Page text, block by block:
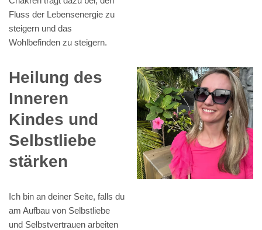
Fluss der Lebensenergie zu
steigern und das
Wohlbefinden zu steigern.
Heilung des
Inneren
Kindes und
Selbstliebe
stärken
Ich bin an deiner Seite, falls du
am Aufbau von Selbstliebe
und Selbstvertrauen arbeiten